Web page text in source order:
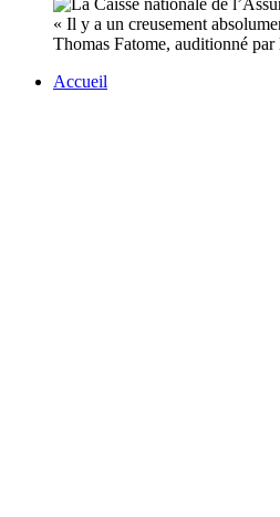
« Il y a un creusement
Thomas Fatome, auditionné
Accueil